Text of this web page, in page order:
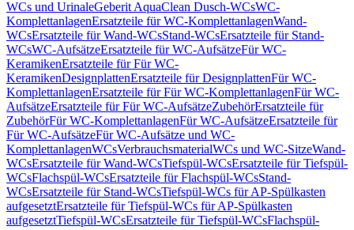
WCs und UrinaleGeberit AquaClean Dusch-WCsWC-
KomplettanlagenErsatzteile für WC-KomplettanlagenWand-
WCsErsatzteile für Wand-WCsStand-WCsErsatzteile für Stand-
WCsWC-AufsätzeErsatzteile für WC-AufsätzeFür WC-
KeramikenErsatzteile für Für WC-
KeramikenDesignplattenErsatzteile für DesignplattenFür WC-
KomplettanlagenErsatzteile für Für WC-KomplettanlagenFür WC-
AufsätzeErsatzteile für Für WC-AufsätzeZubehörErsatzteile für
ZubehörFür WC-KomplettanlagenFür WC-AufsätzeErsatzteile für
Für WC-AufsätzeFür WC-Aufsätze und WC-
KomplettanlagenWCsVerbrauchsmaterialWCs und WC-SitzeWand-
WCsErsatzteile für Wand-WCsTiefspül-WCsErsatzteile für Tiefspül-
WCsFlachspül-WCsErsatzteile für Flachspül-WCsStand-
WCsErsatzteile für Stand-WCsTiefspül-WCs für AP-Spülkasten
aufgesetztErsatzteile für Tiefspül-WCs für AP-Spülkasten
aufgesetztTiefspül-WCsErsatzteile für Tiefspül-WCsFlachspül-